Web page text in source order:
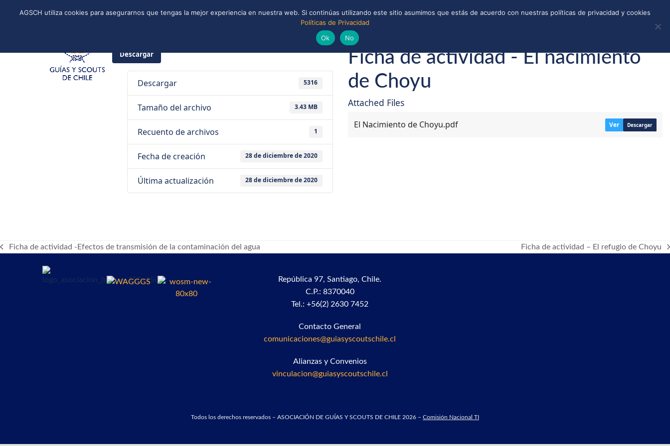
Instagram
Facebook
YouTube
Twitter
Spotify
LinkedIn TIENDA CALLEJONES DONAR
CONVENIOS Y ALIANZAS
BIBLIOTECA
Descargar
Descargar 5316
Tamaño del archivo 3.43 MB
Recuento de archivos 1
Fecha de creación 28 de diciembre de 2020
Última actualización 28 de diciembre de 2020
Ficha de actividad - El nacimiento
de Choyu
Attached Files
El Nacimiento de Choyu.pdf Ver Descargar
previous
Ficha de actividad -Efectos de transmisión de la contaminación del agua
next
Ficha de actividad – El refugio de Choyu
República 97,Santiago, Chile.
C.P.: 8370040
Tel.: +56(2) 2630 7452
Contacto General
comunicaciones@guiasyscoutschile.cl
Alianzas y Convenios
vinculacion@guiasyscoutschile.cl
Todos los derechos reservados – ASOCIACIÓN DE GUÍAS Y SCOUTS DE CHILE 2026 – Comisión Nacional TI
AGSCH utiliza cookies para asegurarnos que tengas la mejor experiencia en nuestra web. Si continúas utilizando este sitio asumimos que estás de acuerdo con nuestras políticas de privacidad y cookies
Políticas de Privacidad
Ok
No